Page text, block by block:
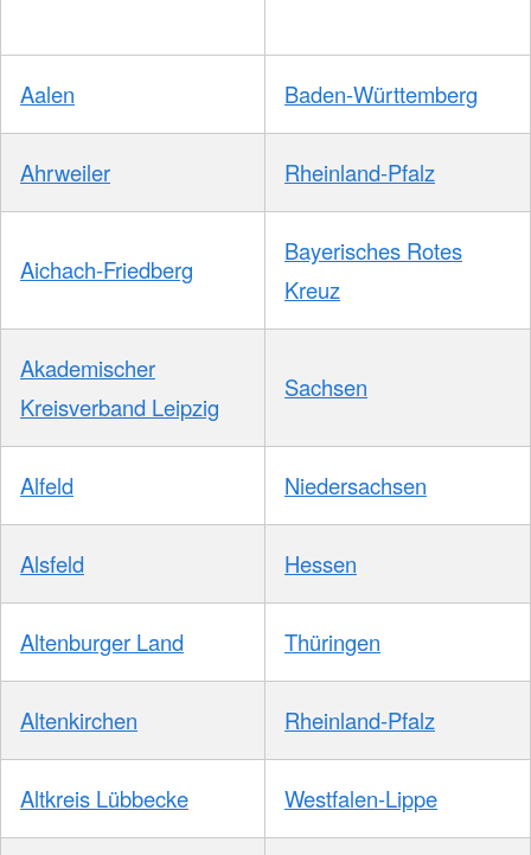
Aalen Baden-Württemberg
Ahrweiler Rheinland-Pfalz
Aichach-Friedberg
Bayerisches Rotes
Kreuz
Akademischer
Kreisverband Leipzig
Sachsen
Alfeld Niedersachsen
Alsfeld Hessen
Altenburger Land Thüringen
Altenkirchen Rheinland-Pfalz
Altkreis Lübbecke Westfalen-Lippe